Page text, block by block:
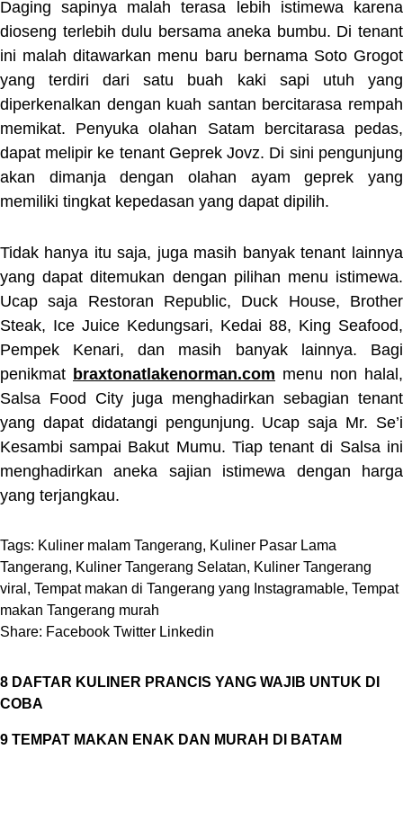
Daging sapinya malah terasa lebih istimewa karena
dioseng terlebih dulu bersama aneka bumbu. Di tenant
ini malah ditawarkan menu baru bernama Soto Grogot
yang terdiri dari satu buah kaki sapi utuh yang
diperkenalkan dengan kuah santan bercitarasa rempah
memikat. Penyuka olahan Satam bercitarasa pedas,
dapat melipir ke tenant Geprek Jovz. Di sini pengunjung
akan dimanja dengan olahan ayam geprek yang
memiliki tingkat kepedasan yang dapat dipilih.
Tidak hanya itu saja, juga masih banyak tenant lainnya
yang dapat ditemukan dengan pilihan menu istimewa.
Ucap saja Restoran Republic, Duck House, Brother
Steak, Ice Juice Kedungsari, Kedai 88, King Seafood,
Pempek Kenari, dan masih banyak lainnya. Bagi
penikmat braxtonatlakenorman.com menu non halal,
Salsa Food City juga menghadirkan sebagian tenant
yang dapat didatangi pengunjung. Ucap saja Mr. Se’i
Kesambi sampai Bakut Mumu. Tiap tenant di Salsa ini
menghadirkan aneka sajian istimewa dengan harga
yang terjangkau.
Tags: Kuliner malam Tangerang, Kuliner Pasar Lama
Tangerang, Kuliner Tangerang Selatan, Kuliner Tangerang
viral , Tempat makan di Tangerang yang Instagramable, Tempat
makan Tangerang murah
Share: Facebook Twitter Linkedin
8 DAFTAR KULINER PRANCIS YANG WAJIB UNTUK DI
COBA
9 TEMPAT MAKAN ENAK DAN MURAH DI BATAM